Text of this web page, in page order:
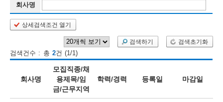
회사명
상세검색조건 열기
검색하기 검색초기화
검색건수 : 총 2건 (1/1)
회사명
모집직종/채
용제목/임
금/근무지역
학력/경력 등록일 마감일
오
등